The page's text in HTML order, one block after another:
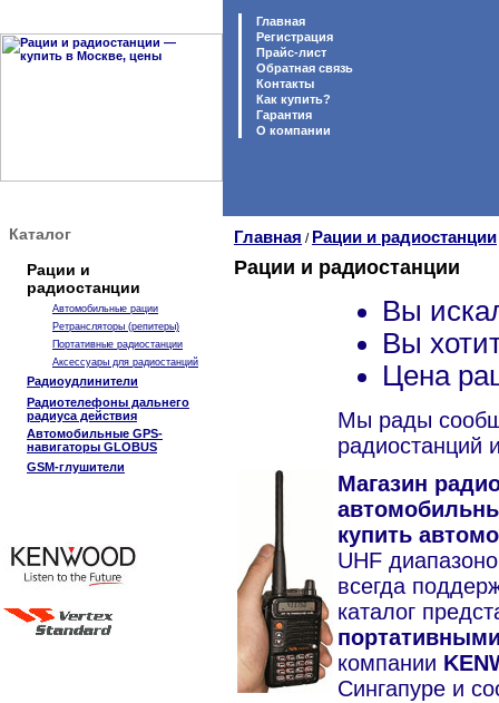
Главная
Регистрация
Прайс-лист
Обратная связь
Контакты
Как купить?
Гарантия
O компании
Каталог
Рации и
радиостанции
Автомобильные рации
Ретрансляторы (репитеры)
Портативные радиостанции
Аксессуары для радиостанций
Радиоудлинители
Радиотелефоны дальнего
радиуса действия
Автомобильные GPS-
навигаторы GLOBUS
GSM-глушители
Главная / Рации и радиостанции
Рации и радиостанции
Вы
Вы
Цена
Мы рады
радиостанций
Магазин
купить
UHF
всегда
каталог
компании
Сингапуре и